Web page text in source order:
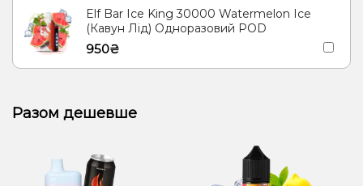
Elf Bar Ice King 30000 Watermelon Ice
(Кавун Лід) Одноразовий POD
950₴
Разом дешевше